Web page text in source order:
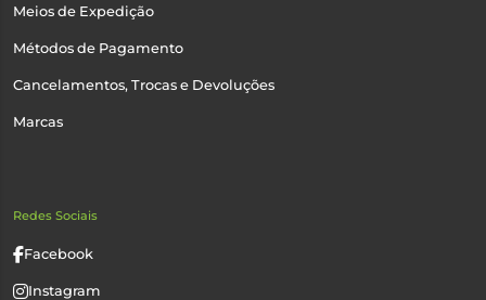
Meios de Expedição
Métodos de Pagamento
Cancelamentos, Trocas e Devoluções
Marcas
Redes Sociais
Facebook
Instagram